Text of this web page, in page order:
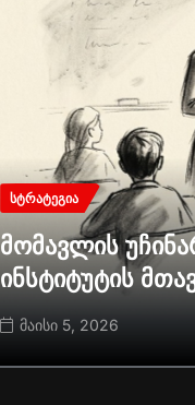
ᲡᲢᲠᲐᲢᲔᲒᲘᲐ
მომავლის
ინსტიტუტის
მაისი 5, 2026